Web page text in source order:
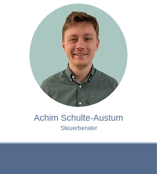
Achim Schulte-Austum
Steuerberater